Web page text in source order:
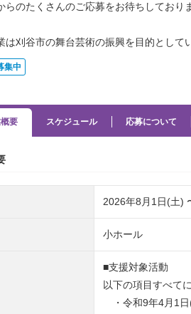
らのたくさんのご応募をお待ちしており
刈谷市の舞台芸術の振興を目的として
集中
要 スケジュール 応募について
2026年8月1日(土)
小ホール
■支援対象活動
以下の項目すべて
・令和9年4月1日